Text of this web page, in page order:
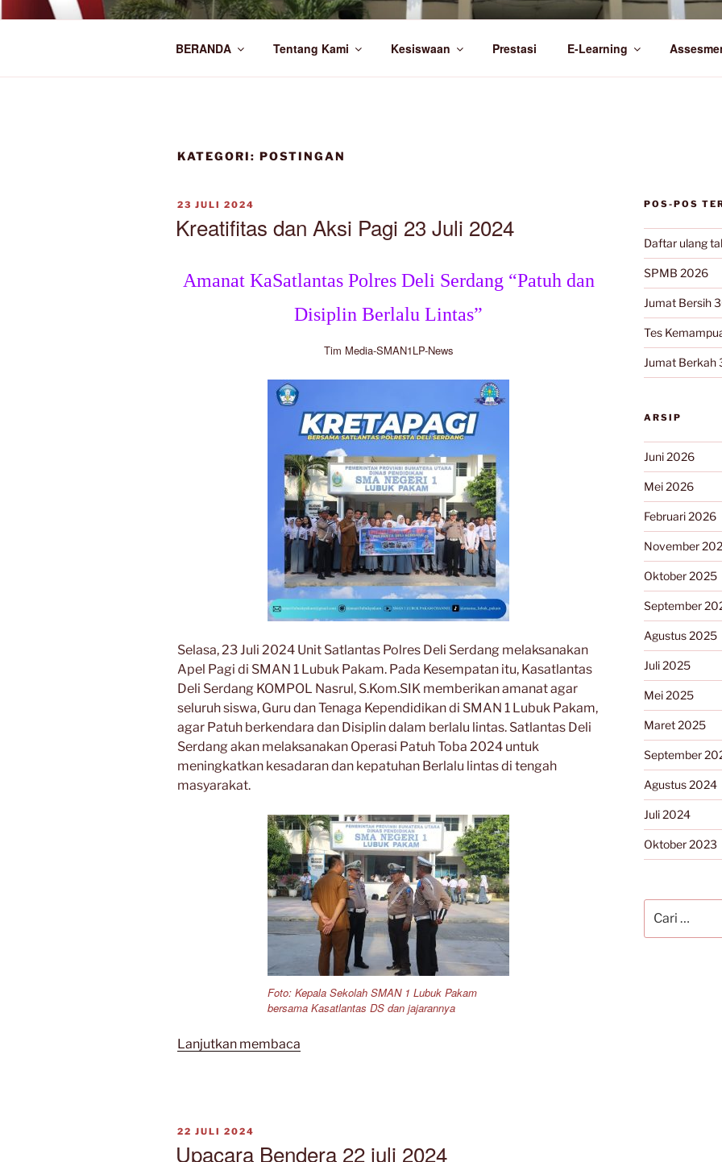
SMA NEGERI 1 LUBUK PAKAM
Official Website
BERANDA Tentang Kami Kesiswaan Prestasi E-Learning
KATEGORI: POSTINGAN
DIPOSKAN
23 JULI 2024
Kreatifitas dan Aksi Pagi 23 Juli 2024
Amanat KaSatlantas Polres Deli Serdang “Patuh dan
Disiplin Berlalu Lintas”
Tim Media-SMAN1LP-News
Selasa, 23 Juli 2024 Unit Satlantas Polres Deli Serdang melaksanakan
Apel Pagi di SMAN 1 Lubuk Pakam. Pada Kesempatan itu, Kasatlantas
Deli Serdang KOMPOL Nasrul, S.Kom.SIK memberikan amanat agar
seluruh siswa, Guru dan Tenaga Kependidikan di SMAN 1 Lubuk Pakam,
agar Patuh berkendara dan Disiplin dalam berlalu lintas. Satlantas Deli
Serdang akan melaksanakan Operasi Patuh Toba 2024 untuk
meningkatkan kesadaran dan kepatuhan Berlalu lintas di tengah
masyarakat.
Foto: Kepala Sekolah SMAN 1 Lubuk Pakam
bersama Kasatlantas DS dan jajarannya
Lanjutkan membaca
DIPOSKAN
22 JULI 2024
Upacara Bendera 22 juli 2024
POS-POS
Daftar ulang
SPMB 2026
Jumat Bersih
Tes
Jumat Berkah
ARSIP
Juni 2026
Mei 2026
Februari 2026
November
Oktober 2025
September
Agustus 2025
Juli 2025
Mei 2025
Maret 2025
September
Agustus 2024
Juli 2024
Oktober 2023
untuk: